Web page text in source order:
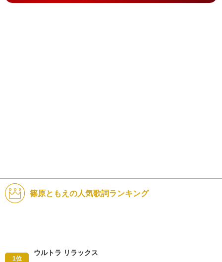
篠原ともえの人気歌詞ランキング
1位
ウルトラ リラックス